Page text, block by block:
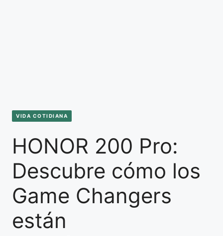
VIDA COTIDIANA
HONOR 200 Pro:
Descubre cómo los
Game Changers
están